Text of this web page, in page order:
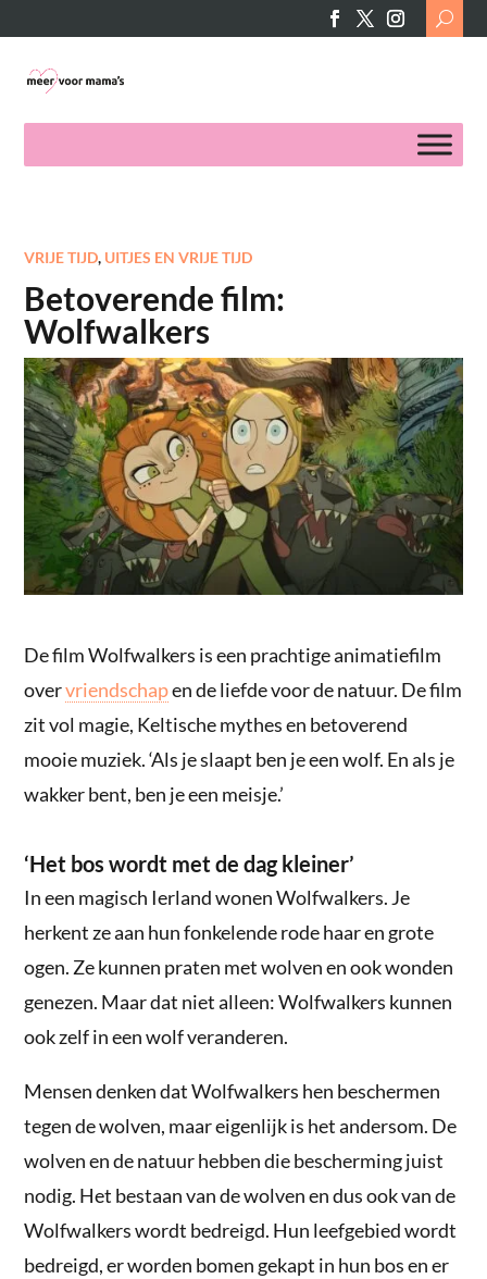
Search
for:
VRIJE TIJD, UITJES EN VRIJE TIJD
Betoverende film:
Wolfwalkers
De film Wolfwalkers is een prachtige animatiefilm
overvriendschapen de liefde voor de natuur. De film
zit vol magie, Keltische mythes en betoverend
mooie muziek. ‘Als je slaapt ben je een wolf. En als je
wakker bent, ben je een meisje.’
‘Het bos wordt met de dag kleiner’
In een magisch Ierland wonen Wolfwalkers. Je
herkent ze aan hun fonkelende rode haar en grote
ogen. Ze kunnen praten met wolven en ook wonden
genezen. Maar dat niet alleen: Wolfwalkers kunnen
ook zelf in een wolf veranderen.
Mensen denken dat Wolfwalkers hen beschermen
tegen de wolven, maar eigenlijk is het andersom. De
wolven en de natuur hebben die bescherming juist
nodig. Het bestaan van de wolven en dus ook van de
Wolfwalkers wordt bedreigd. Hun leefgebied wordt
bedreigd, er worden bomen gekapt in hun bos en er